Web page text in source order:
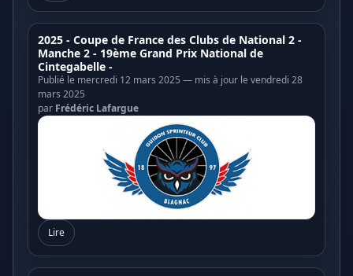
2025 - Coupe de France des Clubs de National 2 -
Manche 2 - 19ème Grand Prix National de
Cintegabelle -
Publié le mercredi 12 mars 2025 — mis à jour le vendredi 28
mars 2025
par Frédéric Lafargue
Lire